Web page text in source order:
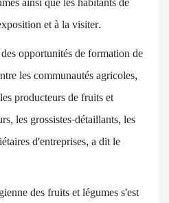
et à la visiter.
opportunités de formation de
les communautés agricoles,
producteurs de fruits et
les grossistes-détaillants, les
d'entreprises, a dit le
des fruits et légumes s'est